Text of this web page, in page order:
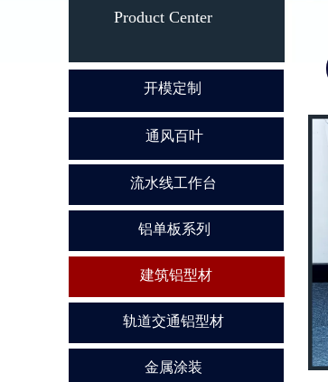
开模定制
开模定制
通风百叶
通风百叶
流水线工作台
流水线工作台
铝单板系列
铝单板系列
建筑铝型材
建筑铝型材
轨道交通铝型材
轨道交通铝型材
金属涂装
金属涂装
Product Center